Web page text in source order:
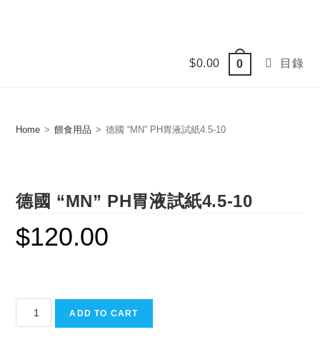
$0.00 0 目錄
Home > 餵食用品 > 德國 “MN” PH胃液試紙4.5-10
德國 “MN” PH胃液試紙4.5-10
$120.00
國
ADD TO CART